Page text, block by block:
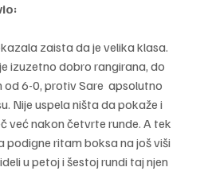
zaista da je velika klasa.
izuzetno dobro rangirana, do
6-0, protiv Sare  apsolutno
Nije uspela ništa da pokaže i
već nakon četvrte runde. A tek
podigne ritam boksa na još viši
u petoj i šestoj rundi taj njen